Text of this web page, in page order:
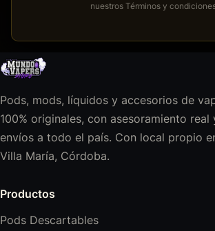
nuestros Términos y
Pods, mods, líquidos y accesorios de
100% originales, con asesoramiento real
envíos a todo el país. Con local propio
Villa María, Córdoba.
Productos
Pods Descartables